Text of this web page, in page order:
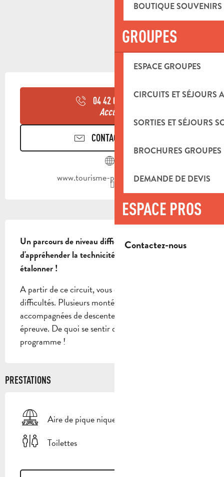
BOUTIQUE
GROUPES
ESPACE GROUPES
CIRCUITS ET SÉJOURS
SORTIES ET SÉJOURS
BROCHURES GROUPES
DEMANDE DE DEVIS
ESPACE PROS
Contactez-nous
OUVERTURE ET COORDONNÉES
04 42 03 49▒▒
Accueil
CONTACTEZ-NOUS
www.tourisme-paysdaubagne.fr
Un parcours de niveau difficile : à vous
d'appréhender la technicité du parcours pour vous
étalonner !
A partir de ce circuit, vous commencez les véritables
difficultés. Plusieurs montées physiques
accompagnées de descentes vous mettront à rude
épreuve. De quoi se sentir d'attaque pour la suite du
programme !
PRESTATIONS
Aire de pique nique
Toilettes